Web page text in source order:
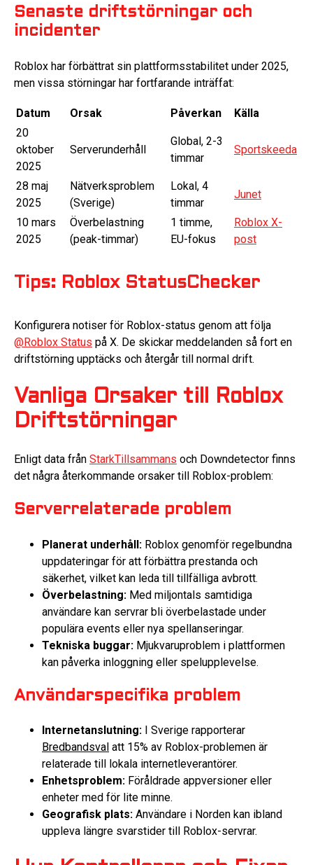
Senaste driftstörningar och
incidenter
Roblox har förbättrat sin plattformsstabilitet under 2025,
men vissa störningar har fortfarande inträffat:
Datum Orsak Påverkan
Källa
20
oktober
2025
Serverunderhåll
Global, 2-3
timmar
Sportskeeda
28 maj
2025
Nätverksproblem
(Sverige)
Lokal, 4
timmar
Junet
10 mars
2025
Överbelastning
(peak-timmar)
1 timme,
EU-fokus
Roblox X-
post
Tips: Roblox StatusChecker
Konfigurera notiser för Roblox-status genom att följa
@Roblox Status på X. De skickar meddelanden så fort en
driftstörning upptäcks och återgår till normal drift.
Vanliga Orsaker till Roblox
Driftstörningar
Enligt data från StarkTillsammans och Downdetector finns
det några återkommande orsaker till Roblox-problem:
Serverrelaterade problem
Planerat underhåll: Roblox genomför regelbundna
uppdateringar för att förbättra prestanda och
säkerhet, vilket kan leda till tillfälliga avbrott.
Överbelastning: Med miljontals samtidiga
användare kan servrar bli överbelastade under
populära events eller nya spellanseringar.
Tekniska buggar: Mjukvaruproblem i plattformen
kan påverka inloggning eller spelupplevelse.
Användarspecifika problem
Internetanslutning: I Sverige rapporterar
Bredbandsval att 15% av Roblox-problemen är
relaterade till lokala internetleverantörer.
Enhetsproblem: Föråldrade appversioner eller
enheter med för lite minne.
Geografisk plats: Användare i Norden kan ibland
uppleva längre svarstider till Roblox-servrar.